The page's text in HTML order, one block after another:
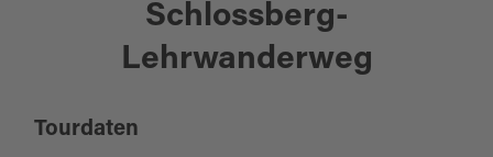
Schlossberg-
Lehrwanderweg
Tourdaten